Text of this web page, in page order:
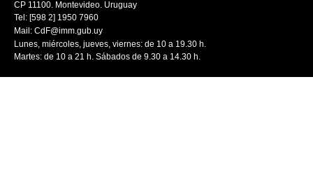
CP 11100. Montevideo. Uruguay
Tel: [598 2] 1950 7960
Mail: CdF@imm.gub.uy
Lunes, miércoles, jueves, viernes: de 10 a 19.30 h.
Martes: de 10 a 21 h. Sábados de 9.30 a 14.30 h.